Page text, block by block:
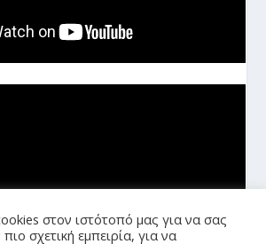
στον ιστότοπό μας για να σας
σχετική εμπειρία, για να